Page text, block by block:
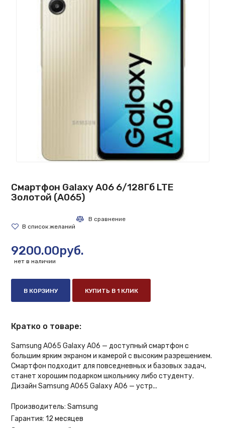
Смартфон Galaxy A06 6/128Гб LTE
Золотой (A065)
9200.00руб.
нет в наличии
В КОРЗИНУ КУПИТЬ В 1 КЛИК
Кратко о товаре:
Samsung A065 Galaxy A06 — доступный смартфон с
большим ярким экраном и камерой с высоким разрешением.
Смартфон подходит для повседневных и базовых задач,
станет хорошим подарком школьнику либо студенту.
Дизайн Samsung A065 Galaxy A06 — устр...
Производитель: Samsung
Гарантия: 12 месяцев